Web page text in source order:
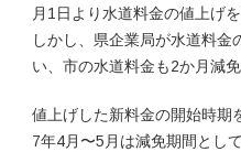
月1日より水道料金の値上げ
しかし、県企業局が水道料
い、市の水道料金も2か月減
値上げした新料金の開始時期
7年4月〜5月は減免期間とし